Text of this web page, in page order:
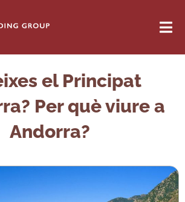
el Principat
Per què viure a
Andorra?